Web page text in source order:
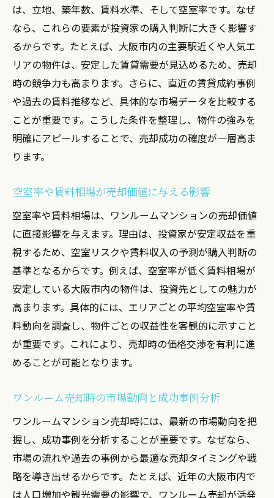
は、立地、築年数、賃料水準、そして空室率です。なぜ
なら、これらの要素が投資家の購入判断に大きく影響す
るからです。たとえば、大阪市内の主要駅近くや人気エ
リアの物件は、安定した賃貸需要が見込めるため、売却
時の競争力も高まります。さらに、直近の賃貸成約事例
や過去の賃料推移など、具体的な市場データを比較する
ことが重要です。こうした条件を整理し、物件の強みを
明確にアピールすることで、売却成功の確度が一層高ま
ります。
空室率や賃料相場が売却価値に与える影響
空室率や賃料相場は、ワンルームマンションの売却価値
に直接影響を与えます。理由は、投資家が安定収益を重
視するため、空室リスクや賃料収入の予測が購入判断の
基準となるからです。例えば、空室率が低く賃料相場が
安定している大阪市内の物件は、投資先としての魅力が
高まります。具体的には、エリアごとの平均空室率や賃
料動向を調査し、物件ごとの収益性を客観的に示すこと
が重要です。これにより、売却時の価格交渉を有利に進
めることが可能となります。
ワンルーム売却時の市場動向と成功事例分析
ワンルームマンション売却時には、最新の市場動向を把
握し、成功事例を分析することが重要です。なぜなら、
市場の流れや過去の事例から最適な売却タイミングや戦
略を導き出せるからです。たとえば、近年の大阪市内で
は人口増加や観光需要の影響で、ワンルーム売却が活発